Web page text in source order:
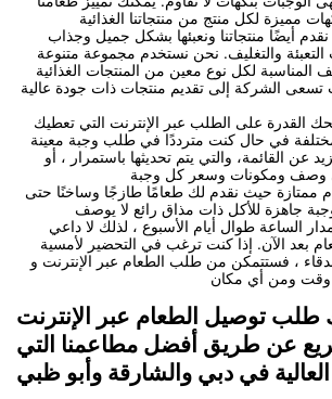
مميزة لكل منتج من منتجاتنا الغذائية
أيضًا منتجاتنا ونعبئها بشكل جميل وجذاب
التعبئة والتغليف. نحن نستخدم مجموعة متنوعة
المناسبة لكل نوع معين من المنتجات الغذائية
تسعى الشركة إلى تقديم منتجات ذات جودة عالية
القدرة على الطلب عبر الإنترنت التي تعطيك
في حال كنت مترددًا في طلب وجبة معينة
القائمة، والتي يتم تحديثها باستمرار ، أو
وصف ومكونات وسعر كل وجبة
ممتازة حيث نقدم لك طعامًا طازجًا وساخنًا حتى
جاهزة للأكل ذات مذاق رائع لا يوصف
الساعة طوال أيام الأسبوع ، لذلك لا داعي
بعد الآن. إذا كنت ترغب في التحضير لأمسية
، فستتمكن من طلب الطعام عبر الإنترنت و
وقت ومن أي مكان
طلب توصيل الطعام عبر الإنترنت
عن طريق أفضل مطاعمنا التي
في دبي والشارقة وأبو ظبي